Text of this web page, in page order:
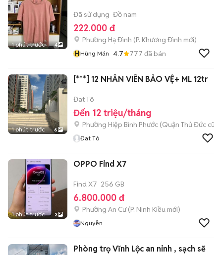
1 phút trước 4
Đã sử dụng Đồ nam
222.000 đ
Phường Hạ Đình (P. Khương Đình mới)
HHùng Mán 4.7 777 đã bán
1 phút trước 6
[***] 12 NHÂN VIÊN BẢO VỆ+ ML 12tr
Đat Tô
Đến 12 triệu/tháng
Phường Hiệp Bình Phước (Quận Thủ Đức cũ)
Đat Tô
1 phút trước 3
OPPO Find X7
Find X7 256 GB
6.800.000 đ
Phường An Cư(P. Ninh Kiều mới)
Nguyễn
Phòng trọ Vĩnh Lộc an ninh , sạch sẽ